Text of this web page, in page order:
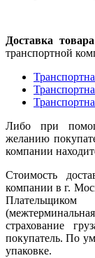
Доставка
транспортной
Либо при
желанию
компании
Стоимость
компании в г.
страхование
покупатель. По
упаковке.